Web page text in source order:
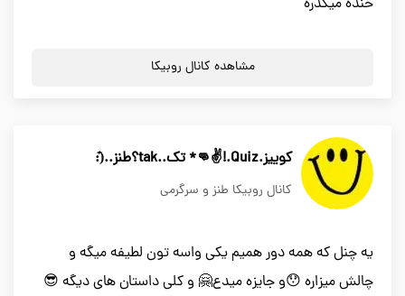
خنده میگذره
مشاهده کانال روبیکا
کوییز.Quiz.!✌👊* تک..tak؟طنز..(͊:
کانال روبیکا طنز و سرگرمی
یه چنل که همه دور همیم یکی واسه تون لطیفه میگه و
چالش میزاره 😯و جایزه میدع🤗 و کلی داستان های دیگه 😎